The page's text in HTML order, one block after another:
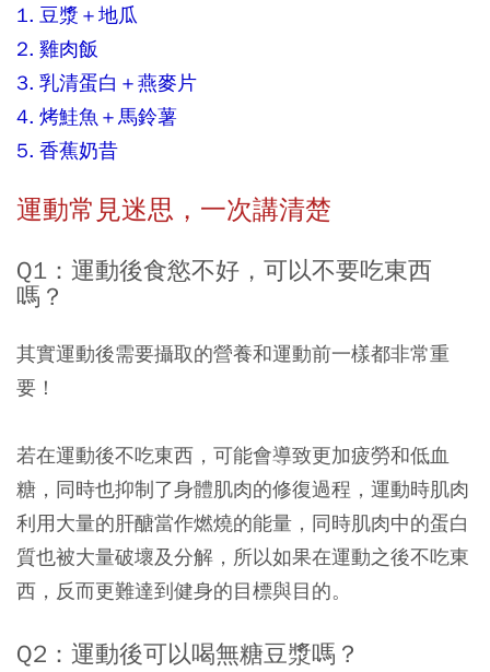
1. 豆漿＋地瓜
2. 雞肉飯
3. 乳清蛋白＋燕麥片
4. 烤鮭魚＋馬鈴薯
5. 香蕉奶昔
運動常見迷思，一次講清楚
Q1：運動後食慾不好，可以不要吃東西
嗎？
其實運動後需要攝取的營養和運動前一樣都非常重
要！
若在運動後不吃東西，可能會導致更加疲勞和低血
糖，同時也抑制了身體肌肉的修復過程，運動時肌肉
利用大量的肝醣當作燃燒的能量，同時肌肉中的蛋白
質也被大量破壞及分解，所以如果在運動之後不吃東
西，反而更難達到健身的目標與目的。
Q2：運動後可以喝無糖豆漿嗎？